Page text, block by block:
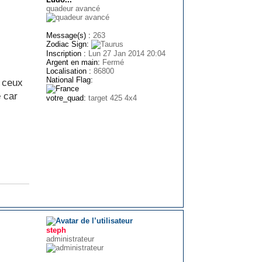
car
quadeur avancé
Message(s) : 263
Zodiac Sign:
Inscription : Lun 27 Jan 2014 20:04
Argent en main: Fermé
Localisation : 86800
National Flag:
votre_quad: target 425 4x4
steph
administrateur